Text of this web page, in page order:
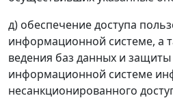
д) обеспечение доступа
информационной системе, а
ведения баз данных и
информационной системе
несанкционированного